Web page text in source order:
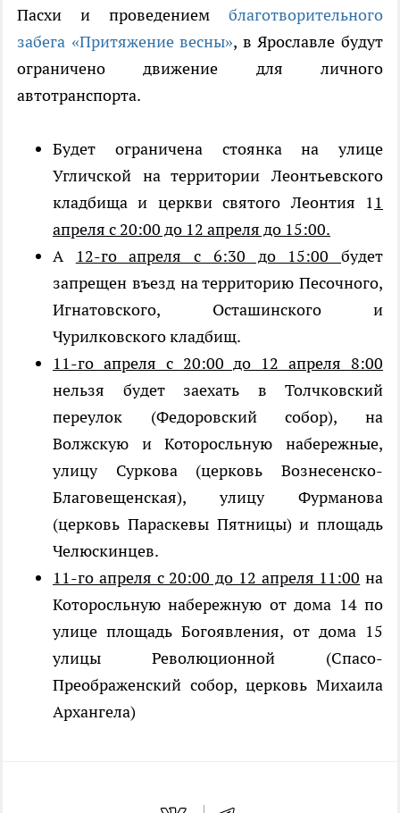
Пасхи и проведением благотворительного
забега «Притяжение весны», в Ярославле будут
ограничено движение для личного
автотранспорта.
Будет ограничена стоянка на улице
Угличской на территории Леонтьевского
кладбища и церкви святого Леонтия 11
апреля с 20:00 до 12 апреля до 15:00.
А 12-го апреля с 6:30 до 15:00будет
запрещен въезд на территорию Песочного,
Игнатовского, Осташинского и
Чурилковского кладбищ.
11-го апреля с 20:00 до 12 апреля 8:00
нельзя будет заехать в Толчковский
переулок (Федоровский собор), на
Волжскую и Которосльную набережные,
улицу Суркова (церковь Вознесенско-
Благовещенская), улицу Фурманова
(церковь Параскевы Пятницы) и площадь
Челюскинцев.
11-го апреля с 20:00 до 12 апреля 11:00 на
Которосльную набережную от дома 14 по
улице площадь Богоявления, от дома 15
улицы Революционной (Спасо-
Преображенский собор, церковь Михаила
Архангела)